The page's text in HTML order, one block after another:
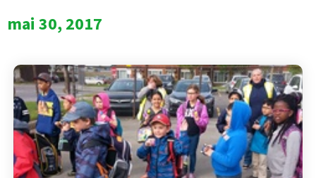
mai 30, 2017